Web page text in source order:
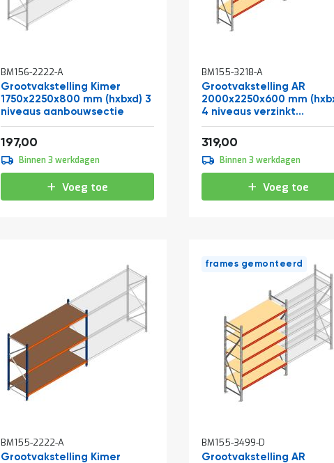
BM156-2222-A
Grootvakstelling Kimer
1750x2250x800 mm (hxbxd) 3
niveaus aanbouwsectie
Vanaf
197,00
Binnen 3 werkdagen
Voeg toe
BM155-3218-A
Grootvakstelling AR
2000x2250x600 mm
4 niveaus verzinkt
beginsectie
Vanaf
319,00
Binnen 3 werkdagen
Voeg toe
BM155-2222-A
Grootvakstelling Kimer
frames gemonteerd
BM155-3499-D
Grootvakstelling AR